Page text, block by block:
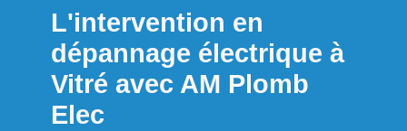
L'intervention en
dépannage électrique à
Vitré avec AM Plomb
Elec